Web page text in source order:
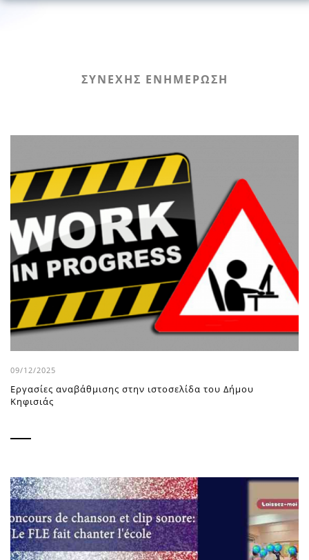
ΣΥΝΕΧΗΣ ΕΝΗΜΕΡΩΣΗ
09/12/2025
Εργασίες αναβάθμισης στην ιστοσελίδα του Δήμου
Κηφισιάς